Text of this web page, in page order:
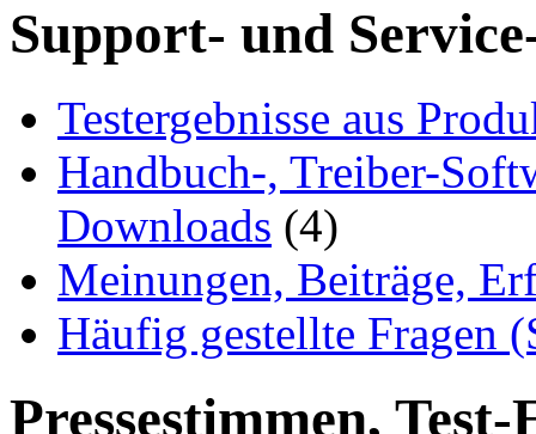
Support- und
Testergebnisse aus
Handbuch-, Treiber-
Downloads (4)
Meinungen, Beiträge,
Häufig gestellte Fragen
Pressestimmen,